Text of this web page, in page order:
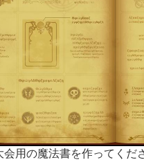
会用の魔法書を作ってくだ